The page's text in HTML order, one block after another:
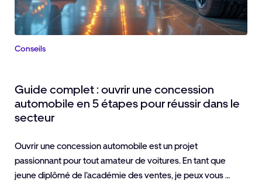
Conseils
Guide complet : ouvrir une concession
automobile en 5 étapes pour réussir dans le
secteur
Ouvrir une concession automobile est un projet
passionnant pour tout amateur de voitures. En tant que
jeune diplômé de l’académie des ventes, je peux vous …